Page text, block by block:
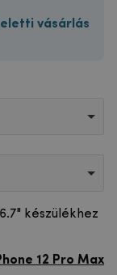
feletti vásárlás
készülékhez
12 Pro Max